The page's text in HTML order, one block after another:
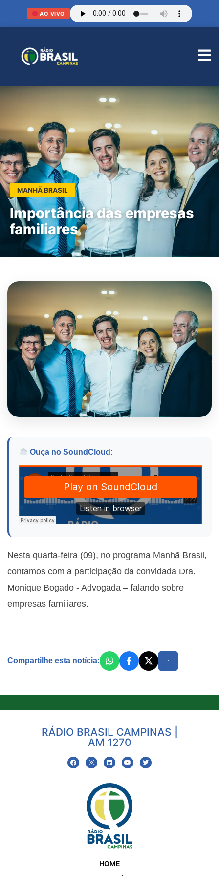
AO VIVO
MANHÃ BRASIL
Importância das empresas
familiares
Ouça no SoundCloud:
Nesta quarta-feira (09), no programa Manhã Brasil,
contamos com a participação da convidada Dra.
Monique Bogado - Advogada – falando sobre
empresas familiares.
Compartilhe esta notícia:
RÁDIO BRASIL CAMPINAS |
AM 1270
HOME